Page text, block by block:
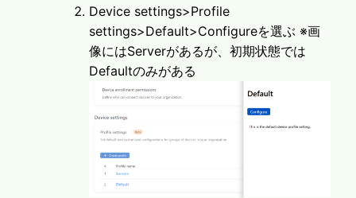
Device settings>Profile
settings>Default>Configureを選ぶ ※画
像にはServerがあるが、初期状態では
Defaultのみがある